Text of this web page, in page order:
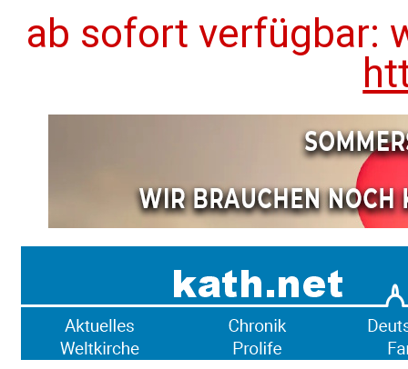
ab sofort verfügbar: